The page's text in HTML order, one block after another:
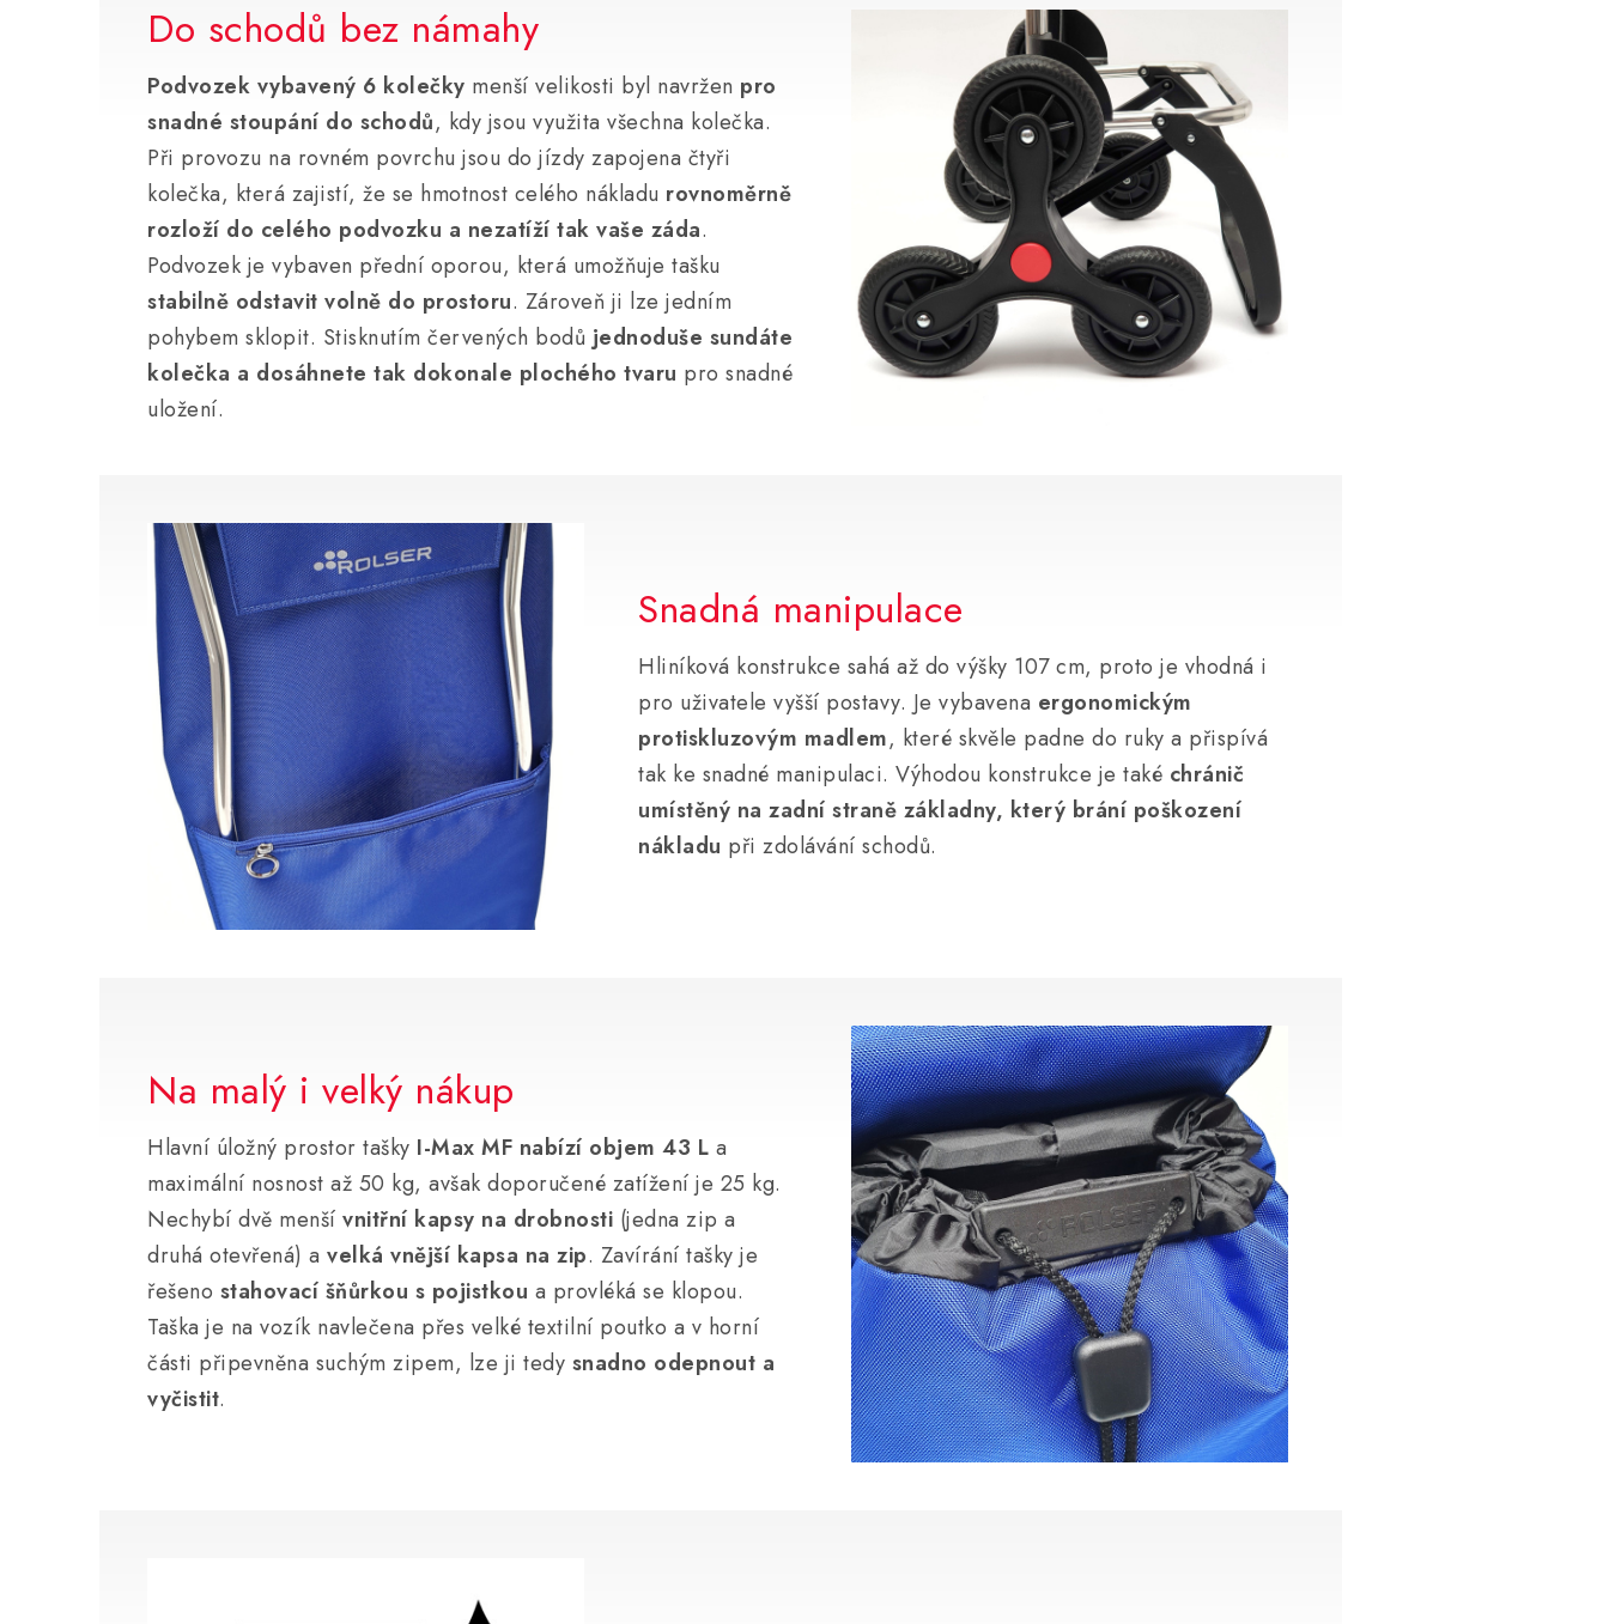
Do schodů bez námahy
Podvozek vybavený 6 kolečky menší velikosti byl navržen pro
snadné stoupání do schodů, kdy jsou využita všechna kolečka.
Při provozu na rovném povrchu jsou do jízdy zapojena čtyři
kolečka, která zajistí, že se hmotnost celého nákladu rovnoměrně
rozloží do celého podvozku a nezatíží tak vaše záda.
Podvozek je vybaven přední oporou, která umožňuje tašku
stabilně odstavit volně do prostoru. Zároveň ji lze jedním
pohybem sklopit. Stisknutím červených bodů jednoduše sundáte
kolečka a dosáhnete tak dokonale plochého tvaru pro snadné
uložení.
Snadná manipulace
Hliníková konstrukce sahá až do výšky 107 cm, proto je vhodná i
pro uživatele vyšší postavy. Je vybavena ergonomickým
protiskluzovým madlem, které skvěle padne do ruky a přispívá
tak ke snadné manipulaci. Výhodou konstrukce je také chránič
umístěný na zadní straně základny, který brání poškození
nákladu při zdolávání schodů.
Na malý i velký nákup
Hlavní úložný prostor tašky I-Max MF nabízí objem 43 L a
maximální nosnost až 50 kg, avšak doporučené zatížení je 25 kg.
Nechybí dvě menší vnitřní kapsy na drobnosti (jedna zip a
druhá otevřená) a velká vnější kapsa na zip. Zavírání tašky je
řešeno stahovací šňůrkou s pojistkou a provléká se klopou.
Taška je na vozík navlečena přes velké textilní poutko a v horní
části připevněna suchým zipem, lze ji tedy snadno odepnout a
vyčistit.